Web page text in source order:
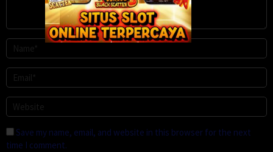
Save my name, email, and website in this browser for the next
time I comment.